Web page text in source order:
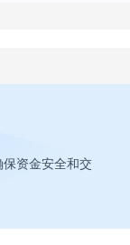
资金安全和交